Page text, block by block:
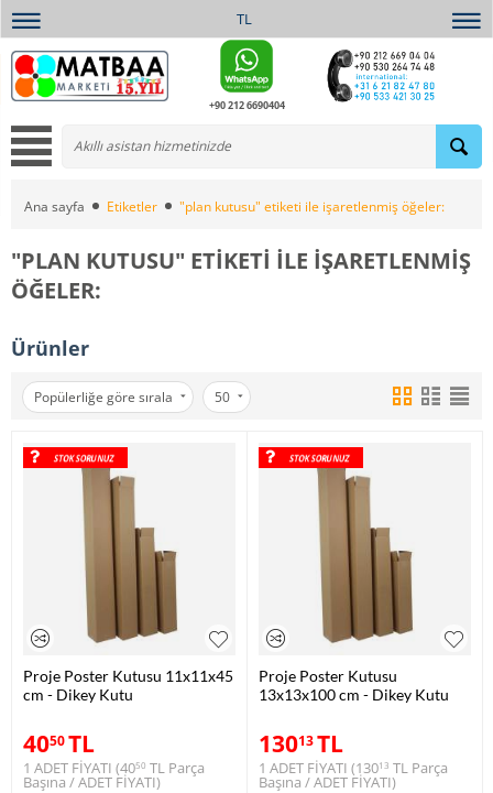
TL
+90 212 6690404
Ana sayfa Etiketler "plan kutusu" etiketi ile işaretlenmiş öğeler:
"PLAN KUTUSU" ETIKETI ILE IŞARETLENMIŞ
ÖĞELER:
Ürünler
Popülerliğe göre sırala 50
STOK SORUNUZ
Proje Poster Kutusu 11x11x45
cm - Dikey Kutu
4050TL
1 ADET FİYATI (4050 TL Parça
Başına / ADET FİYATI)
STOK SORUNUZ
Proje Poster Kutusu
13x13x100 cm - Dikey Kutu
13013TL
1 ADET FİYATI (13013 TL Parça
Başına / ADET FİYATI)